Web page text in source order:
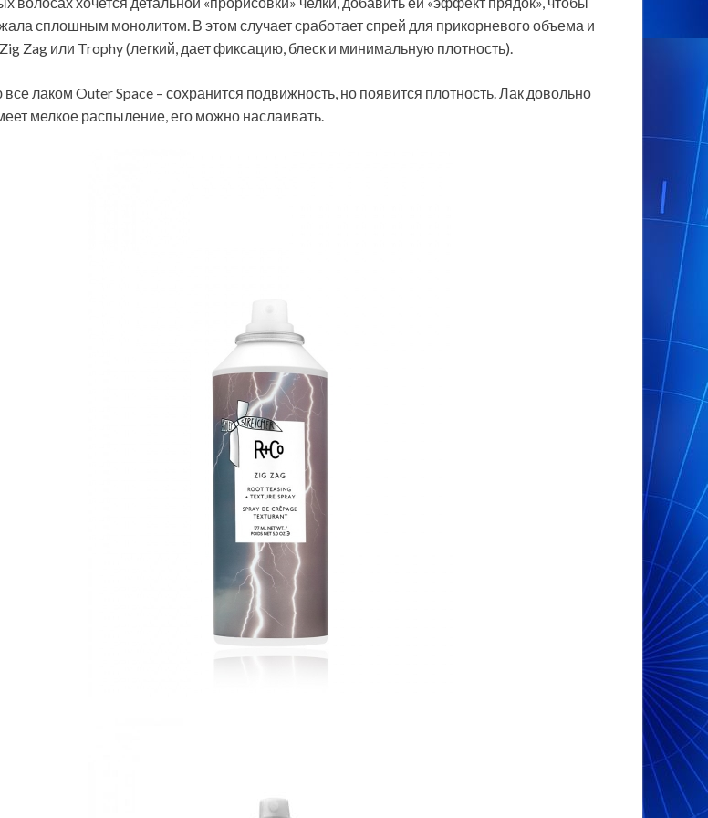
сплошным монолитом. В этом случает сработает спрей для прикорневого объема и
Zag или Trophy (легкий, дает фиксацию, блеск и минимальную плотность).
лаком Outer Space – сохранится подвижность, но появится плотность. Лак довольно
мелкое распыление, его можно наслаивать.